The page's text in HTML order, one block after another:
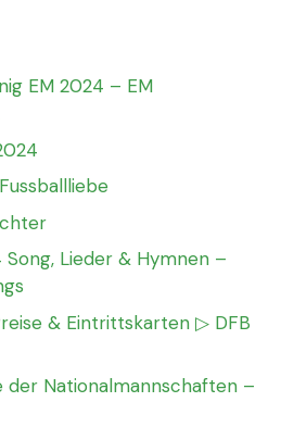
EM 2024 – EM
Lieder & Hymnen –
& Eintrittskarten ▷ DFB
der Nationalmannschaften –